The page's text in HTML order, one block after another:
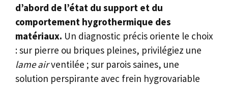
d’abord de l’état du support et du
comportement hygrothermique des
matériaux. Un diagnostic précis oriente le choix
: sur pierre ou briques pleines, privilégiez une
lame airventilée ; sur parois saines, une
solution perspirante avec frein hygrovariable